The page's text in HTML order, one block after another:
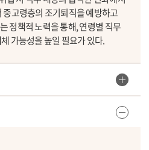
고령층의 조기퇴직을 예방하고
정책적 노력을 통해, 연령별 직무
가능성을 높일 필요가 있다.